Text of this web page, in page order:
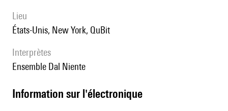
lieu
États-Unis, New York, QuBit
interprètes
Ensemble Dal Niente
Information sur l'électronique